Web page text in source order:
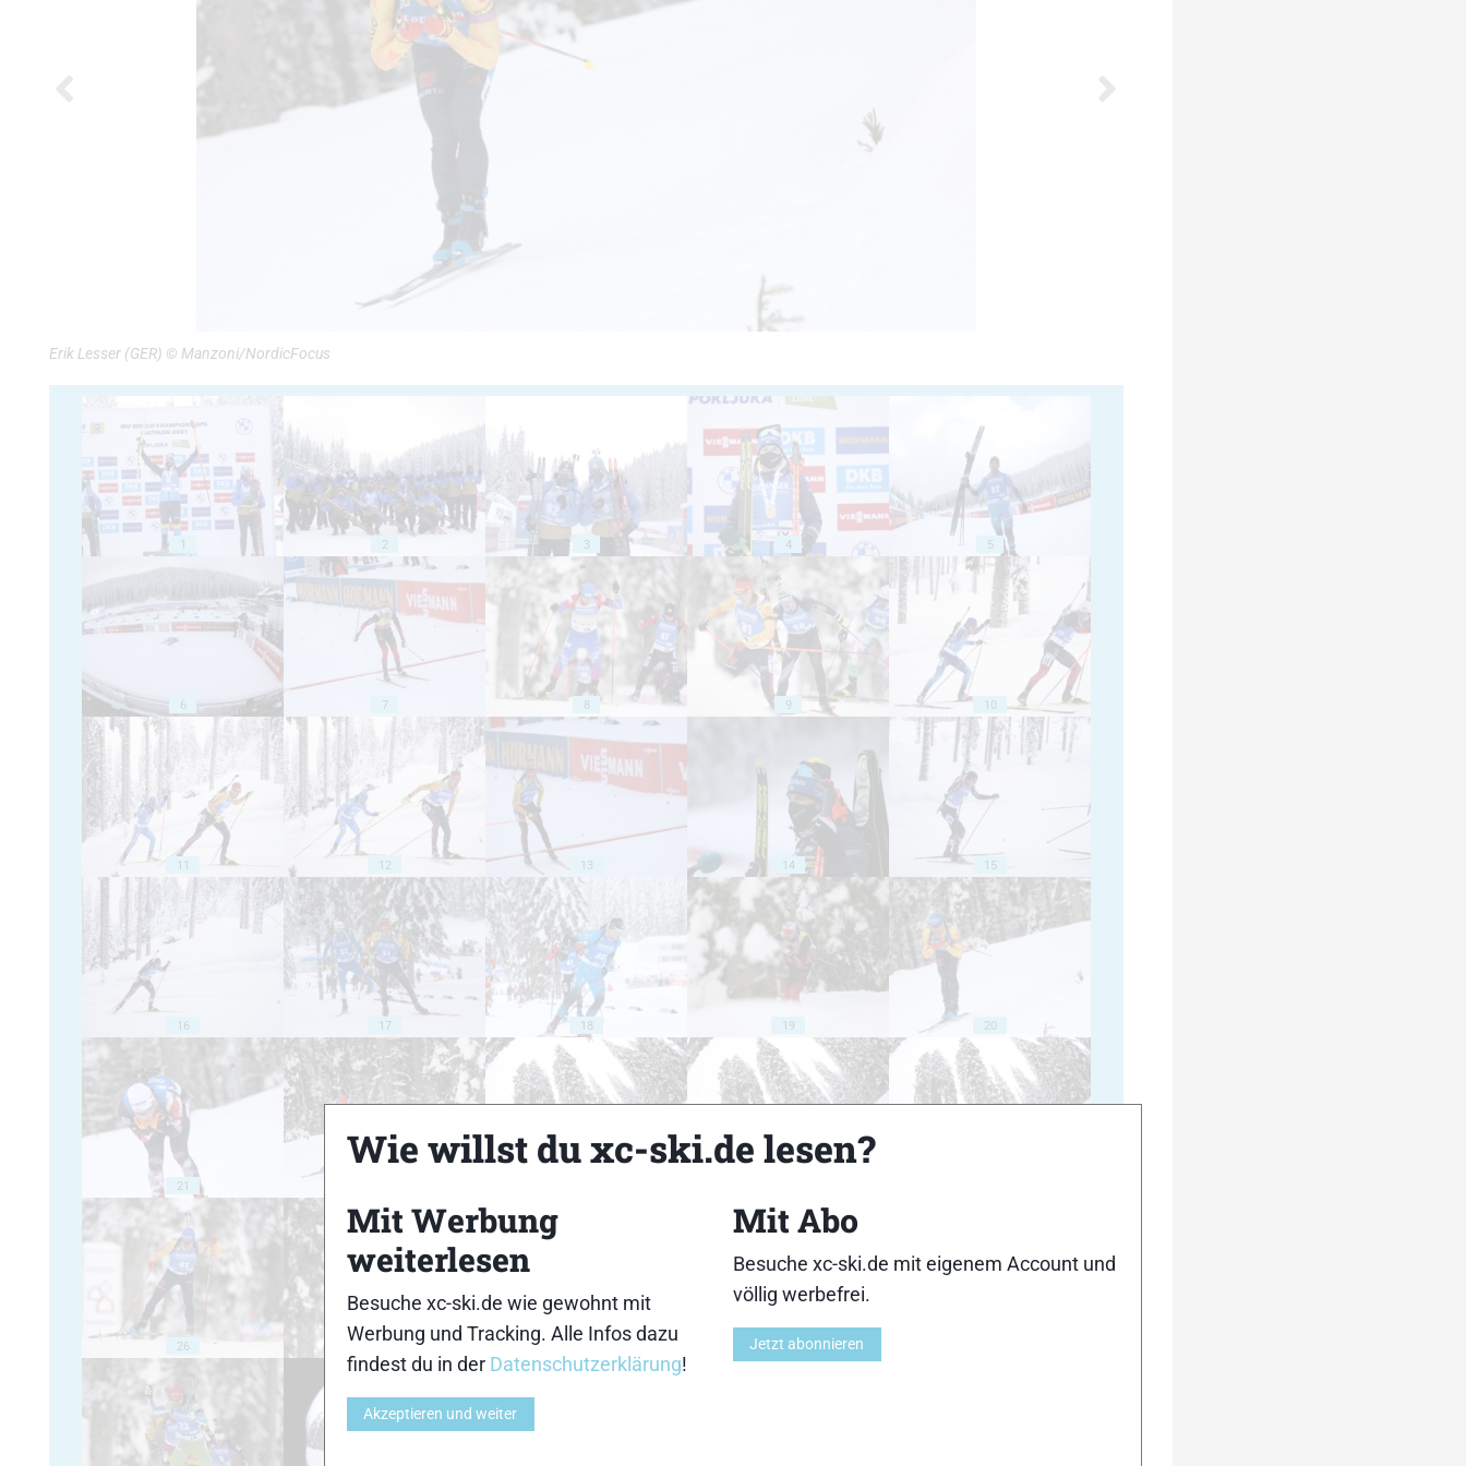
Erik Lesser (GER) © Manzoni/NordicFocus
1 2 3 4 5
6 7 8 9 10
11 12 13 14 15
16 17 18 19 20
21
26 29
Wie willst du xc-ski.de lesen?
Mit Werbung
weiterlesen
Besuche xc-ski.de wie gewohnt mit
Werbung und Tracking. Alle Infos dazu
findest du in der Datenschutzerklärung!
Akzeptieren und weiter
Mit Abo
Besuche xc-ski.de mit eigenem Account und
völlig werbefrei.
Jetzt abonnieren